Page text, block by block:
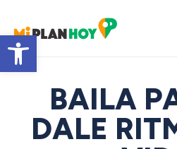
Abrir barra de herramientas
BAILA
DALE